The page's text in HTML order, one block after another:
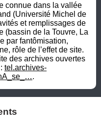
connue dans la vallée
(Université Michel de
et remplissages de
(bassin de la Touvre, La
par fantômisation,
rôle de l’effet de site.
des archives ouvertes
tel.archives-
.